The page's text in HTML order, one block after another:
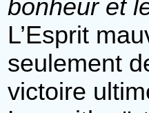
bonheur et
L’Esprit
seulement
victoire